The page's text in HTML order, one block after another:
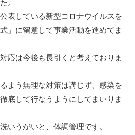
。
表している新型コロナウイルスを
」に留意して事業活動を進めてま
応は今後も長引くと考えておりま
よう無理な対策は講じず、感染を
底して行なうようにしてまいりま
いうがいと、体調管理です。